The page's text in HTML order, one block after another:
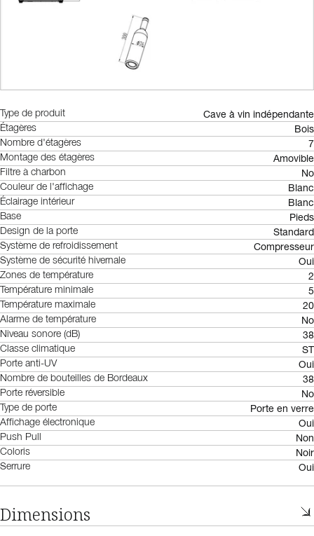
Type de produit Cave à vin indépendante
Étagères Bois
Nombre d'étagères 7
Montage des étagères Amovible
Filtre à charbon No
Couleur de l'affichage Blanc
Éclairage intérieur Blanc
Base Pieds
Design de la porte Standard
Système de refroidissement Compresseur
Système de sécurité hivernale Oui
Zones de température 2
Température minimale 5
Température maximale 20
Alarme de température No
Niveau sonore (dB) 38
Classe climatique ST
Porte anti-UV Oui
Nombre de bouteilles de Bordeaux 38
Porte réversible No
Type de porte Porte en verre
Affichage électronique Oui
Push Pull Non
Coloris Noir
Serrure Oui
Dimensions